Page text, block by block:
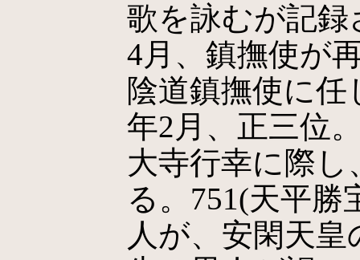
歌を詠むが記録
4月、鎮撫使が
陰道鎮撫使に任
年2月、正三位
大寺行幸に際し
る。751(天平勝
人が、安閑天